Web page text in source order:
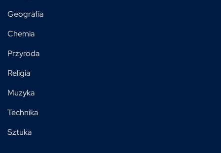
Geografia
Chemia
Przyroda
Religia
Muzyka
Technika
Sztuka